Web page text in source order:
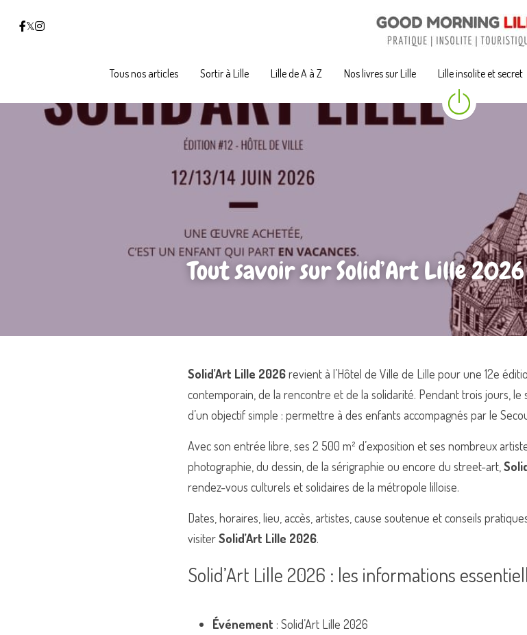
Tous nos articles Sortir à Lille Lille de A à Z Nos livres sur Lille Lille insolite et secret
Tous nos articles Sortir à Lille Lille de A à Z Nos livres sur Lille Lille insolite et secret
Tout savoir sur Solid’Art Lille 2026
Solid’Art Lille 2026 revient à l’Hôtel de Ville de Lille pour une 12e
contemporain, de la rencontre et de la solidarité. Pendant trois jours, le
d’un objectif simple : permettre à des enfants accompagnés par le
Avec son entrée libre, ses 2 500 m² d’exposition et ses nombreux
photographie, du dessin, de la sérigraphie ou encore du street-art,
rendez-vous culturels et solidaires de la métropole lilloise.
Dates, horaires, lieu, accès, artistes, cause soutenue et conseils
visiter Solid’Art Lille 2026.
Solid’Art Lille 2026 : les informations
Événement : Solid’Art Lille 2026